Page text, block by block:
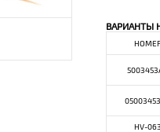
ВАРИАНТЫ
HV-